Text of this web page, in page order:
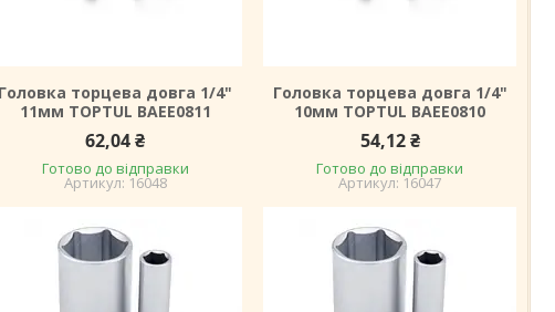
Головка торцева довга 1/4"
11мм TOPTUL BAEE0811
62,04 ₴
Готово до відправки
16048
Головка торцева довга 1/4"
10мм TOPTUL BAEE0810
54,12 ₴
Готово до відправки
16047